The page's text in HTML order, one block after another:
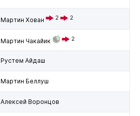
Мартин Хован 2 2
Мартин Чакайик 2
Рустем Айдаш
Мартин Беллуш
Алексей Воронцов